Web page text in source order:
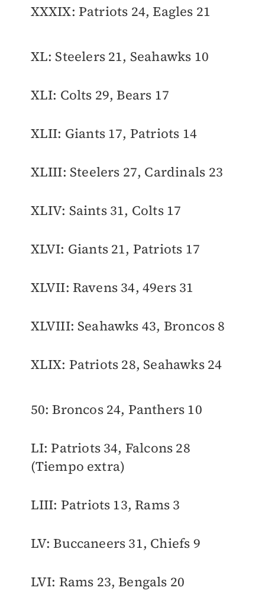
XXXIX: Patriots 24, Eagles 21
XL: Steelers 21, Seahawks 10
XLI: Colts 29, Bears 17
XLII: Giants 17, Patriots 14
XLIII: Steelers 27, Cardinals 23
XLIV: Saints 31, Colts 17
XLVI: Giants 21, Patriots 17
XLVII: Ravens 34, 49ers 31
XLVIII: Seahawks 43, Broncos 8
XLIX: Patriots 28, Seahawks 24
50: Broncos 24, Panthers 10
LI: Patriots 34, Falcons 28
(Tiempo extra)
LIII: Patriots 13, Rams 3
LV: Buccaneers 31, Chiefs 9
LVI: Rams 23, Bengals 20